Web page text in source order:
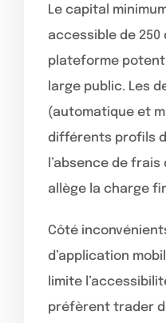
Le capital
accessible de 250
plateforme
large public. Les
(automatique et
différents profils
l’absence de
allège la charge
Côté
d’application
limite
préfèrent trader